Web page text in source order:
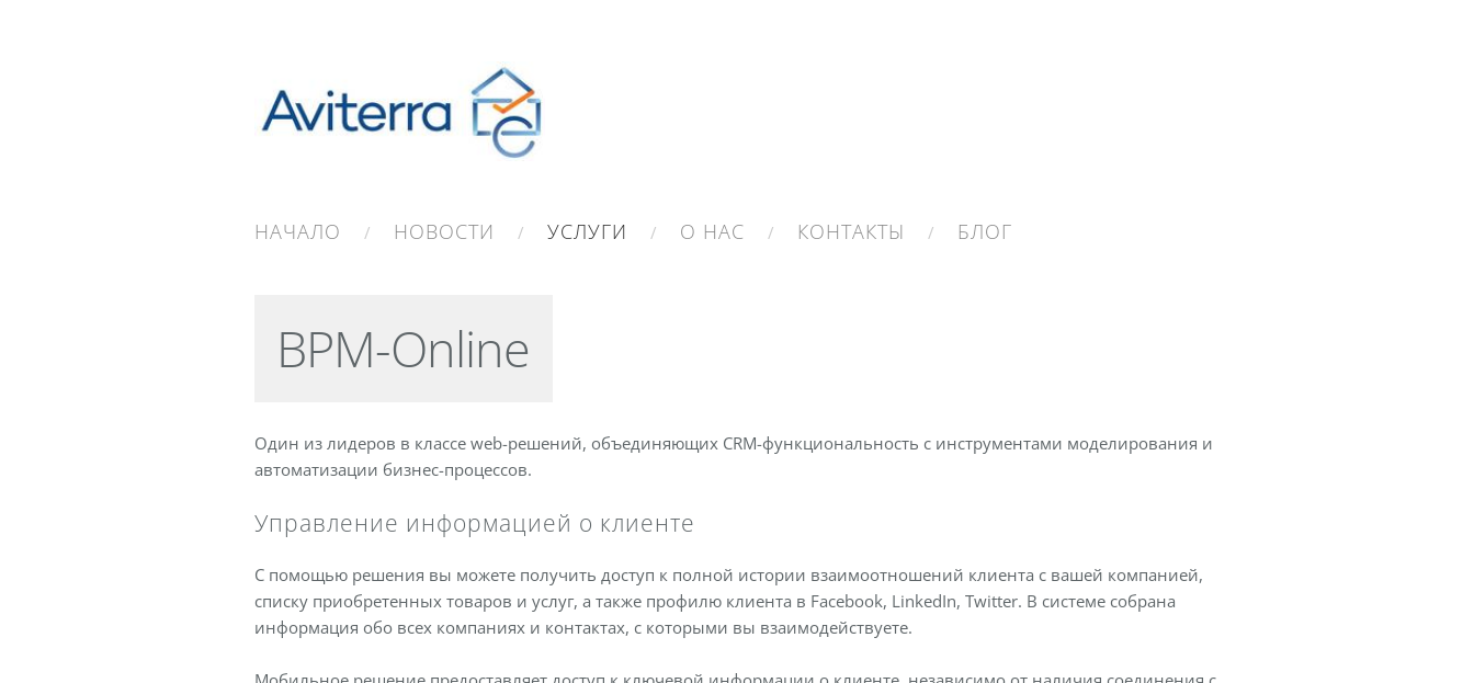
НАЧАЛО НОВОСТИ УСЛУГИ О НАС КОНТАКТЫ БЛОГ
BPM-Online
Один из лидеров в классе web-решений, объединяющих CRM-функциональность с инструментами моделирования и
автоматизации бизнес-процессов.
Управление информацией о клиенте
С помощью решения вы можете получить доступ к полной истории взаимоотношений клиента с вашей компанией,
списку приобретенных товаров и услуг, а также профилю клиента в Facebook, LinkedIn, Twitter. В системе собрана
информация обо всех компаниях и контактах, с которыми вы взаимодействуете.